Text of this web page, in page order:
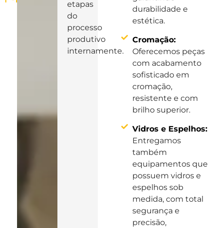
etapas
do
processo
produtivo
internamente.
durabilidade e
estética.
Cromação:
Oferecemos peças
com acabamento
sofisticado em
cromação,
resistente e com
brilho superior.
Vidros e Espelhos:
Entregamos
também
equipamentos que
possuem vidros e
espelhos sob
medida, com total
segurança e
precisão,